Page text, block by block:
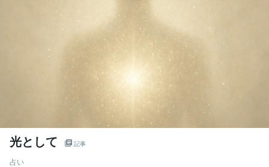
光として 記事
占い